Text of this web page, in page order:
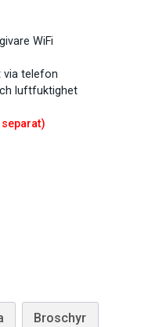
WiFi
via telefon
luftfuktighet
Broschyr